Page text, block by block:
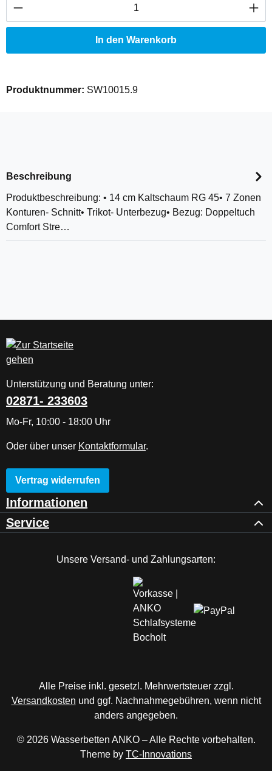
In den Warenkorb
Produktnummer: SW10015.9
Beschreibung
Produktbeschreibung: • 14 cm Kaltschaum RG 45• 7 Zonen
Konturen- Schnitt• Trikot- Unterbezug• Bezug: Doppeltuch
Comfort Stre…
Unterstützung und Beratung unter:
02871- 233603
Mo-Fr, 10:00 - 18:00 Uhr
Oder über unser Kontaktformular.
Vertrag widerrufen
Informationen
Service
Unsere Versand- und Zahlungsarten:
Alle Preise inkl. gesetzl. Mehrwertsteuer zzgl.
Versandkosten und ggf. Nachnahmegebühren, wenn nicht
anders angegeben.
© 2026 Wasserbetten ANKO – Alle Rechte vorbehalten.
Theme by TC-Innovations